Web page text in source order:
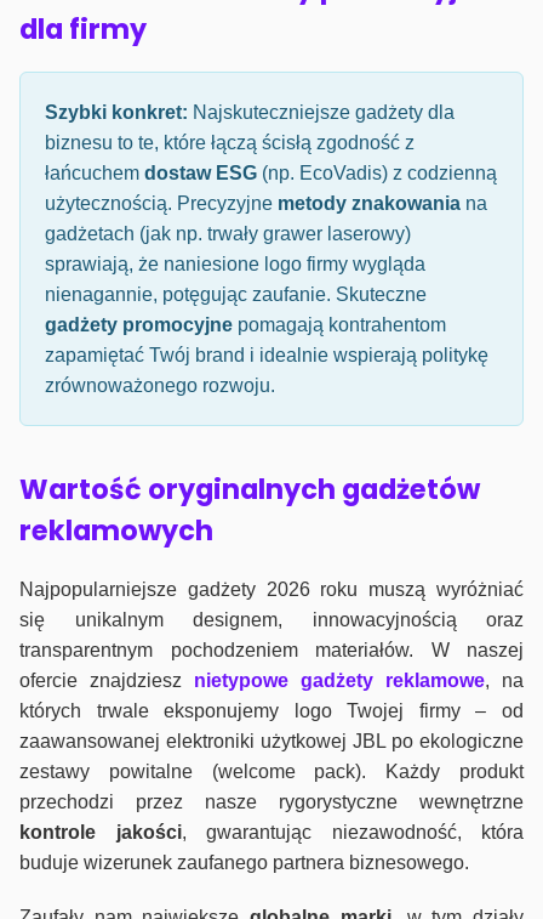
dla firmy
Szybki konkret: Najskuteczniejsze gadżety dla
biznesu to te, które łączą ścisłą zgodność z
łańcuchem dostaw ESG (np. EcoVadis) z codzienną
użytecznością. Precyzyjne metody znakowania na
gadżetach (jak np. trwały grawer laserowy)
sprawiają, że naniesione logo firmy wygląda
nienagannie, potęgując zaufanie. Skuteczne
gadżety promocyjne pomagają kontrahentom
zapamiętać Twój brand i idealnie wspierają politykę
zrównoważonego rozwoju.
Wartość oryginalnych gadżetów
reklamowych
Najpopularniejsze gadżety 2026 roku muszą wyróżniać
się unikalnym designem, innowacyjnością oraz
transparentnym pochodzeniem materiałów. W naszej
ofercie znajdziesz nietypowe gadżety reklamowe, na
których trwale eksponujemy logo Twojej firmy – od
zaawansowanej elektroniki użytkowej JBL po ekologiczne
zestawy powitalne (welcome pack). Każdy produkt
przechodzi przez nasze rygorystyczne wewnętrzne
kontrole jakości, gwarantując niezawodność, która
buduje wizerunek zaufanego partnera biznesowego.